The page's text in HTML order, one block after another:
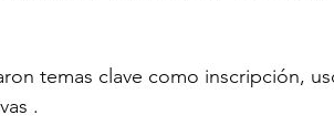
temas clave como inscripción,
.